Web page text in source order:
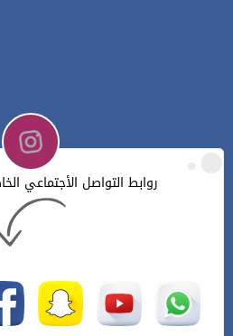
روابط التواصل الأجتماعي